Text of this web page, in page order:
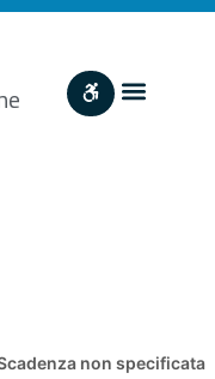
non specificata